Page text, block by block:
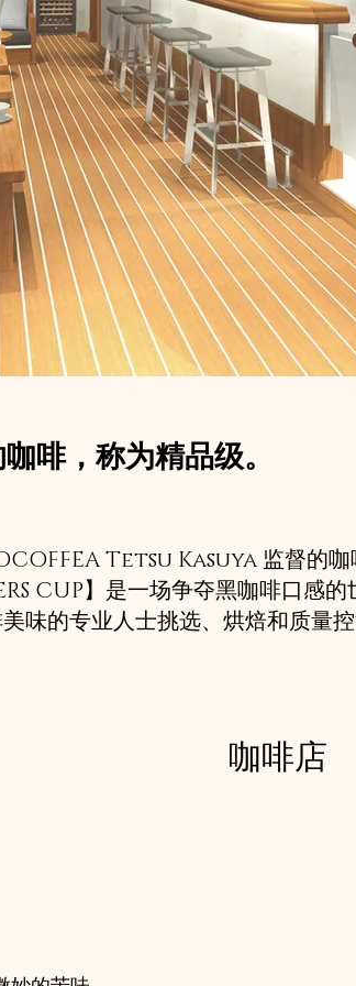
啡，称为精品级。
Tetsu Kasuya 监督的咖
CUP】是一场争夺黑咖啡口感的
味的专业人士挑选、烘焙和质量控
咖啡店